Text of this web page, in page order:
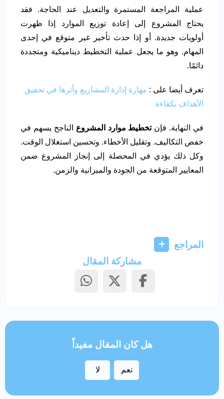
عملية المراجعة المستمرة والتعديل عند الحاجة. فقد
يحتاج المشروع إلى إعادة توزيع الموارد إذا ظهرت
أولويات جديدة. أو إذا حدث تأخير غير متوقع في إحدى
المهام. وهو ما يجعل عملية التخطيط ديناميكية ومتجددة
دائمًا.
تعرف أيضا على : مهارة إدارة المشاريع وأثرها في تحقيق
الأهداف بكفاءة
في النهاية. فإنتخطيط موارد المشروع الناجح يسهم في
خفض التكاليف. وتقليل الأخطاء. وتحسين استغلال الوقت.
وكل ذلك يؤدي في المحصلة إلى إنجاز المشروع ضمن
المعايير المتوقعة من الجودة والميزانية والزمن.
المراجع
مشاركة المقال
هل كان المقال مفيداً
نعم لا